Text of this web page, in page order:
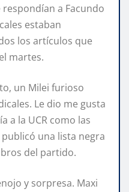
a Facundo
estaban
los artículos que
martes.
un Milei furioso
Le dio me gusta
a la UCR como las
una lista negra
del partido.
y sorpresa. Maxi